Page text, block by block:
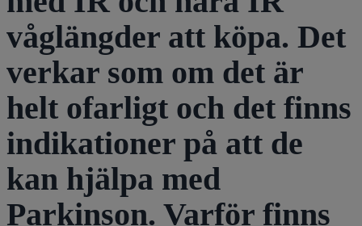
våglängder att köpa. Det
verkar som om det är
helt ofarligt och det finns
indikationer på att de
kan hjälpa med
Parkinson. Varför finns